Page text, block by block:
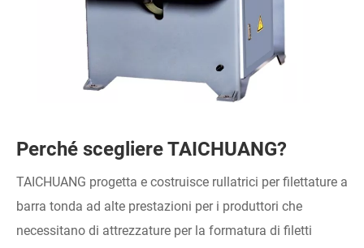
Perché scegliere TAICHUANG?
TAICHUANG progetta e costruisce rullatrici per filettature a
barra tonda ad alte prestazioni per i produttori che
necessitano di attrezzature per la formatura di filetti